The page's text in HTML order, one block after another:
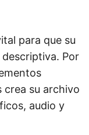
para que su
Por
crea su archivo
audio y